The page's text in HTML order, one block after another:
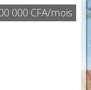
000 CFA/mois